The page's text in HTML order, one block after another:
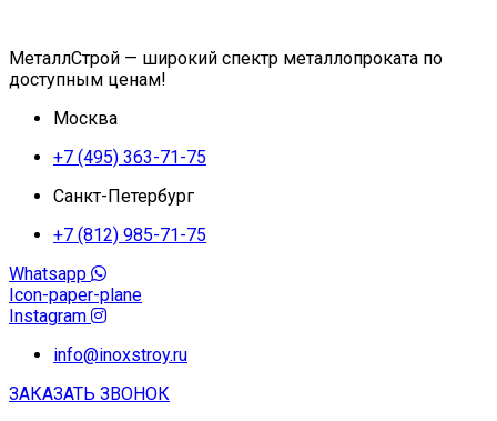
МеталлСтрой — широкий спектр металлопроката по
доступным ценам!
Москва
+7 (495) 363-71-75
Санкт-Петербург
+7 (812) 985-71-75
Whatsapp
Icon-paper-plane
Instagram
info@inoxstroy.ru
ЗАКАЗАТЬ ЗВОНОК